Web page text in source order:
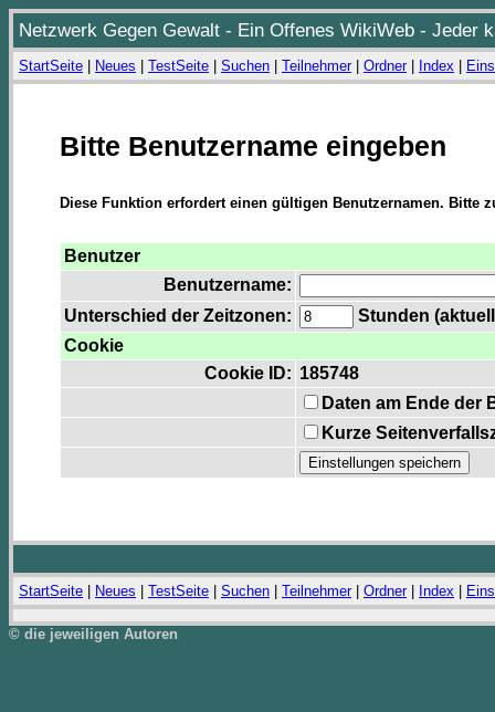
Netzwerk Gegen Gewalt - Ein Offenes WikiWeb - Jeder
StartSeite Neues TestSeite Suchen Teilnehmer| Ordner| Index
Bitte Benutzername eingeben
Diese Funktion erfordert einen gültigen Benutzernamen. Bitte
Benutzer
Benutzername:
Unterschied der Zeitzonen:
Stunden
Cookie
Cookie ID: 185748
Daten am Ende der
Kurze
StartSeite Neues TestSeite Suchen Teilnehmer| Ordner| Index
© die jeweiligen Autoren